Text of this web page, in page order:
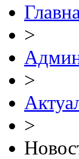
>
>
>